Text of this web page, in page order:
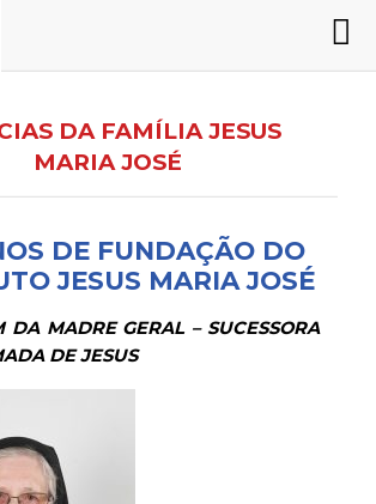
DA FAMÍLIA JESUS
MARIA JOSÉ
DE FUNDAÇÃO DO
JESUS MARIA JOSÉ
DA MADRE GERAL – SUCESSORA
DE JESUS